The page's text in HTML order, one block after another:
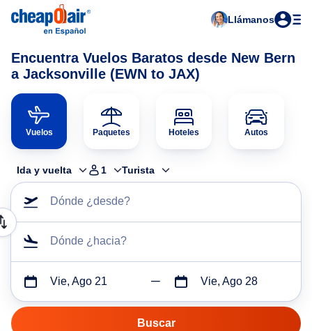
Llámanos
Encuentra Vuelos Baratos desde New Bern
a Jacksonville (EWN to JAX)
Vuelos Paquetes Hoteles Autos
Ida y vuelta 1 Turista
Dónde ¿desde?
Dónde ¿hacia?
Vie, Ago 21 Vie, Ago 28